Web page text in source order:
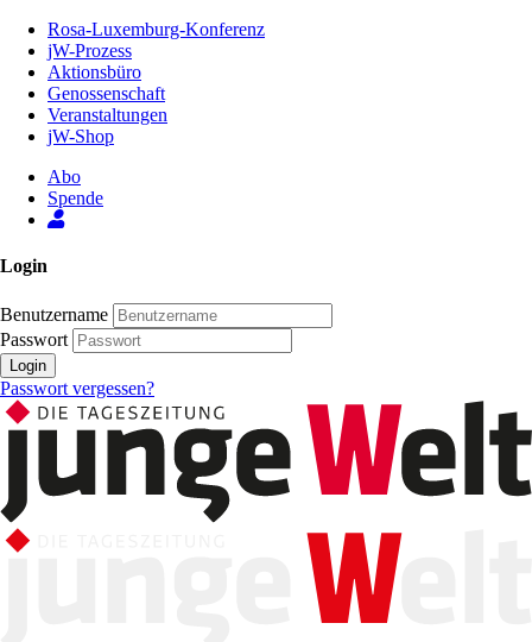
Inhalt
Seite
Rosa-Luxemburg-Konferenz
jW-Prozess
Aktionsbüro
Genossenschaft
Veranstaltungen
jW-Shop
Abo
Spende
Login
Benutzername
Passwort
Login
Passwort vergessen?